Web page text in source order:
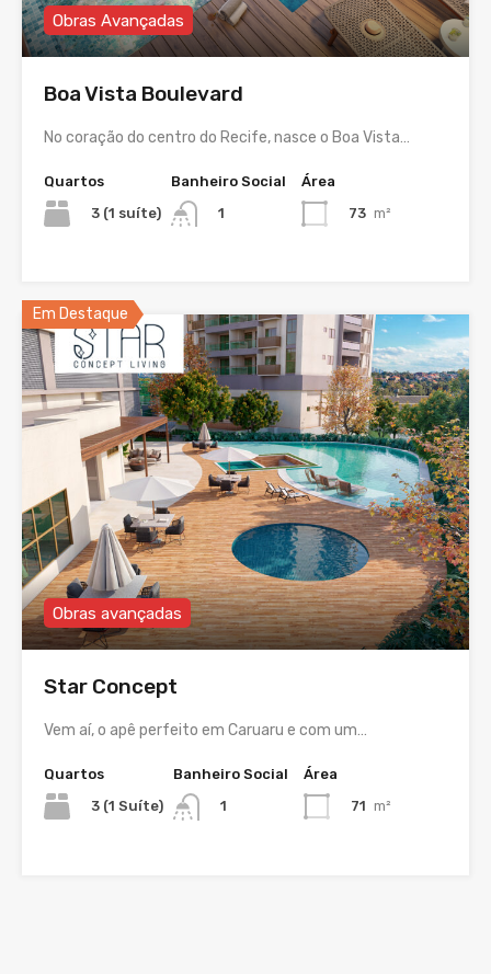
Obras Avançadas
Boa Vista Boulevard
No coração do centro do Recife, nasce o Boa Vista…
Quartos
3 (1 suíte)
Banheiro Social
1
Área
73 m²
Em Destaque
Obras avançadas
Star Concept
Vem aí, o apê perfeito em Caruaru e com um…
Quartos
3 (1 Suíte)
Banheiro Social
1
Área
71 m²